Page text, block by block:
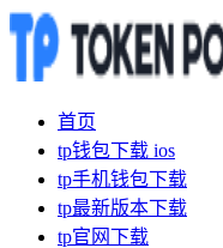
首页
tp钱包下载 ios
tp手机钱包下载
tp最新版本下载
tp官网下载